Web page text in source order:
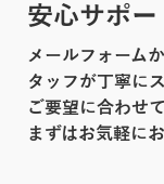
安心サポー
メールフォーム
タッフが丁寧に
ご要望に合わせ
まずはお気軽に